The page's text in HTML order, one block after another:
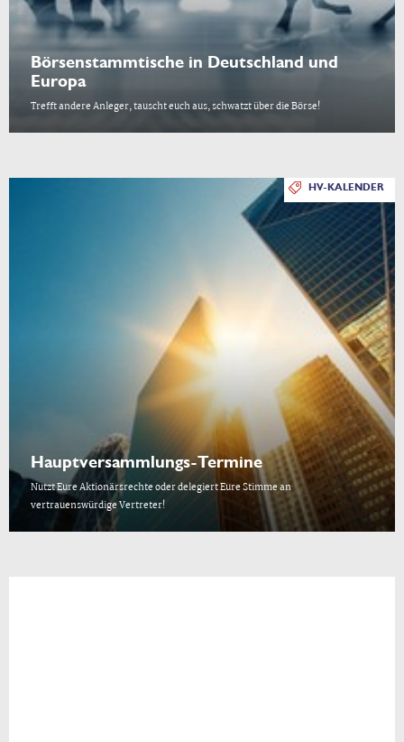
Börsenstammtische in Deutschland und
Europa
Trefft andere Anleger, tauscht euch aus, schwatzt über die Börse!
HV-KALENDER
Hauptversammlungs-Termine
Nutzt Eure Aktionärsrechte oder delegiert Eure Stimme an
vertrauenswürdige Vertreter!